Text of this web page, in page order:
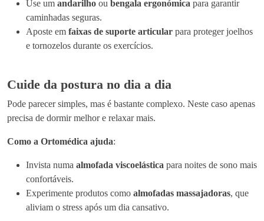
Use um andarilho ou bengala ergonómica para garantir
caminhadas seguras.
Aposte em faixas de suporte articular para proteger joelhos
e tornozelos durante os exercícios.
Cuide da postura no dia a dia
Pode parecer simples, mas é bastante complexo. Neste caso apenas
precisa de dormir melhor e relaxar mais.
Como a Ortomédica ajuda:
Invista numa almofada viscoelástica para noites de sono mais
confortáveis.
Experimente produtos como almofadas massajadoras, que
aliviam o stress após um dia cansativo.